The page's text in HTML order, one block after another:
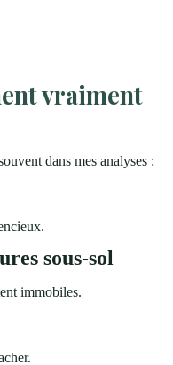
vraiment
dans mes analyses :
sous-sol
immobiles.